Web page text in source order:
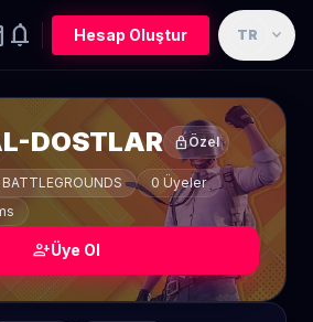
notifications Hesap Oluştur TR expand_more
DOSTLAR lockÖzel
0 Üyeler
person_addÜye Ol